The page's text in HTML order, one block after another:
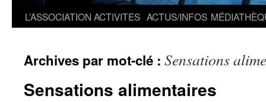
L’ASSOCIATION ACTIVITES ACTUS/INFOS
Archives par mot-clé : Sensations
Sensations alimentaires